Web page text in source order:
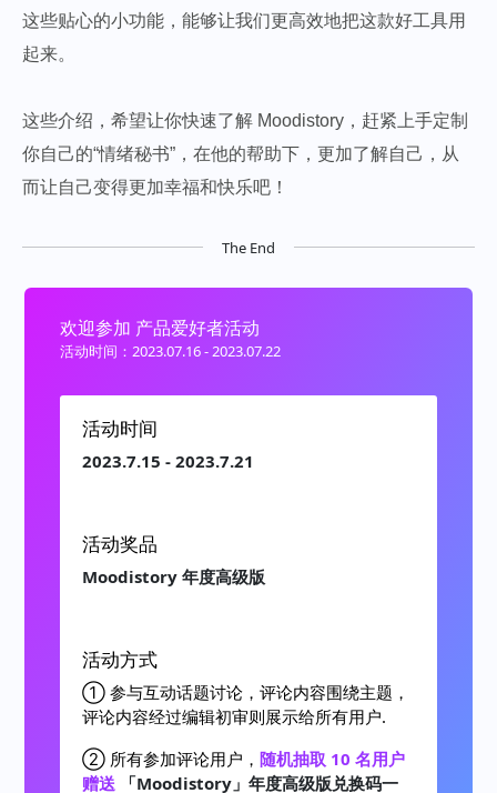
这些贴心的小功能，能够让我们更高效地把这款好工具用
起来。
这些介绍，希望让你快速了解 Moodistory，赶紧上手定制
你自己的“情绪秘书”，在他的帮助下，更加了解自己，从
而让自己变得更加幸福和快乐吧！
The End
欢迎参加 产品爱好者活动
活动时间：2023.07.16 - 2023.07.22
活动时间
2023.7.15 - 2023.7.21
活动奖品
Moodistory 年度高级版
活动方式
① 参与互动话题讨论，评论内容围绕主题，
评论内容经过编辑初审则展示给所有用户.
② 所有参加评论用户，随机抽取 10 名用户
赠送 「Moodistory」年度高级版兑换码一